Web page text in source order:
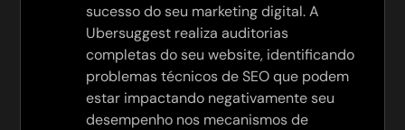
sucesso do seu marketing digital. A
Ubersuggest realiza auditorias
completas do seu website, identificando
problemas técnicos de SEO que podem
estar impactando negativamente seu
desempenho nos mecanismos de